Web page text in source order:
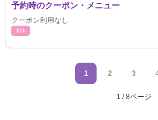
予約時のクーポン・メニュー
クーポン利用なし
ﾈｲﾙ
1 2 3
1 / 8ページ